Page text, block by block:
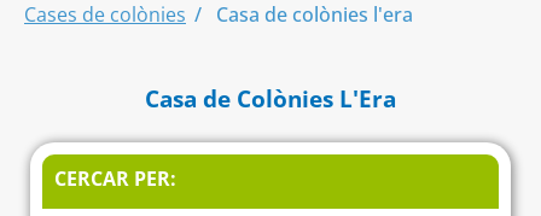
Cases de colònies Casa de colònies l'era
Casa de Colònies L'Era
CERCAR PER: